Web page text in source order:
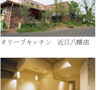
オリーブキッチン 近江八幡店